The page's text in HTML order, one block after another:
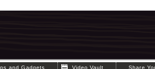
and Gadgets Video Vault Share